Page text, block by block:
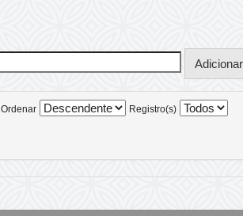
Ordenar Registro(s)